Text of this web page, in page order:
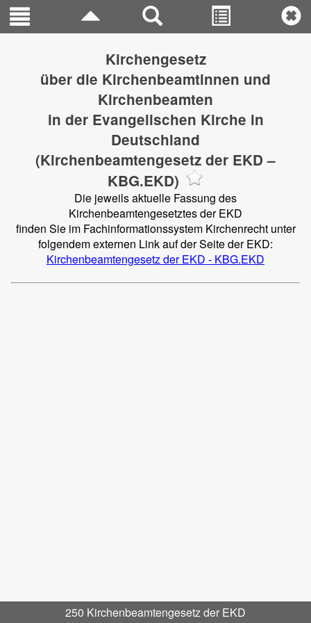
250 Kirchenbeamtengesetz der EKD
Kirchengesetz
über die Kirchenbeamtinnen und
Kirchenbeamten
in der Evangelischen Kirche in
Deutschland
(Kirchenbeamtengesetz der EKD –
KBG.EKD)
Die jeweils aktuelle Fassung des
Kirchenbeamtengesetztes der EKD
finden Sie im Fachinformationssystem Kirchenrecht unter
folgendem externen Link auf der Seite der EKD:
Kirchenbeamtengesetz der EKD - KBG.EKD